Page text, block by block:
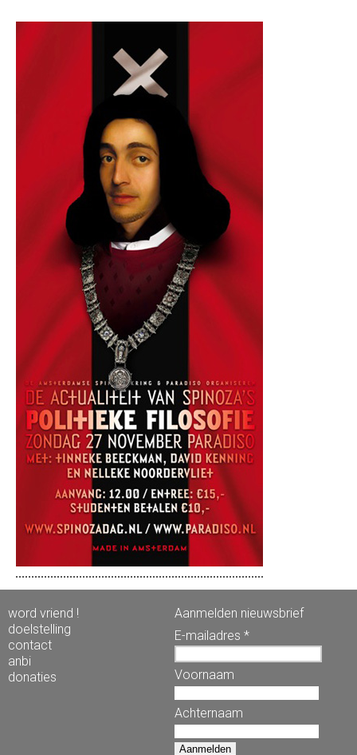
word vriend !
doelstelling
contact
anbi
donaties
Aanmelden nieuwsbrief
E-mailadres *
Voornaam
Achternaam